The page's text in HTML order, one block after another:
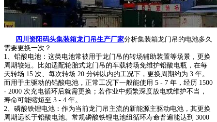
四川资阳码头集装箱龙门吊生产厂家分析集装箱龙门吊的电池多久
需要更换一次？
1、铅酸电池：这类电池常被用于龙门吊的转场辅助装置等场景，更换
周期较短。比如适配轮胎式龙门吊的车载转场免维护铅酸电瓶，在每
天转场 15 次、每次转场 20 分钟以内的工况下，更换周期约为 3 年。
而用于主驱动的铅酸电池，正常工况下一般能使用 5 - 7 年，经历 1500
- 2000 次充电循环后就需更换；若作业中频繁深度放电或维护不当，
寿命可能缩短至 3 - 4 年。
2、磷酸铁锂电池：作为当前龙门吊主流的新能源主驱动电池，其更换
周期远长于铅酸电池。常规磷酸铁锂电池组循环寿命普遍能达到 3000